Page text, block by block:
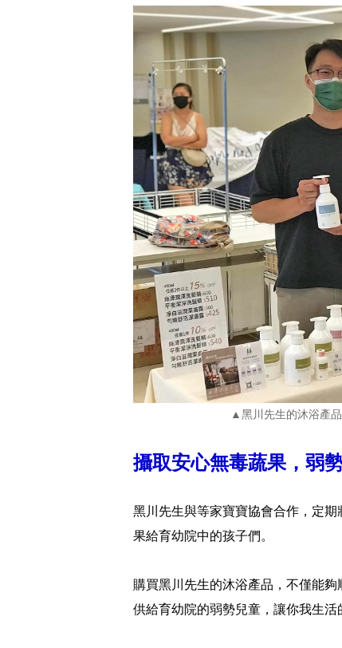
▲黑川先生的沐浴產
攝取安心無毒蔬果，弱
黑川先生與等家寶寶協會合作，定
果給育幼院中的孩子們。
購買黑川先生的沐浴產品，不僅能
供給育幼院的弱勢兒童，讓你我生活